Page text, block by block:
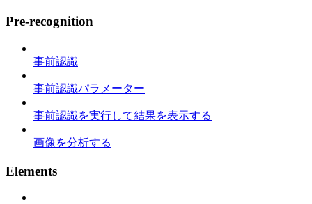
Pre-recognition
事前認識
事前認識パラメーター
事前認識を実行して結果を表示する
画像を分析する
Elements